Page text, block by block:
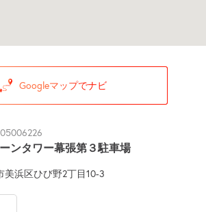
Googleマップでナビ
ンタワー幕張第３駐車場
美浜区ひび野2丁目10-3